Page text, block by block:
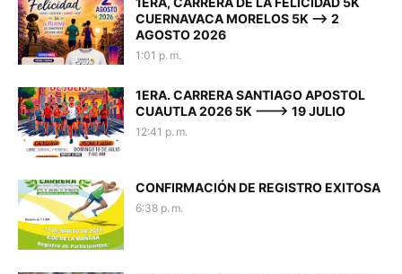
CUERNAVACA MORELOS 5K --> 2
AGOSTO 2026
1:01 p. m.
1ERA. CARRERA SANTIAGO APOSTOL
CUAUTLA 2026 5K ---> 19 JULIO
12:41 p. m.
CONFIRMACIÓN DE REGISTRO EXITOSA
6:38 p. m.